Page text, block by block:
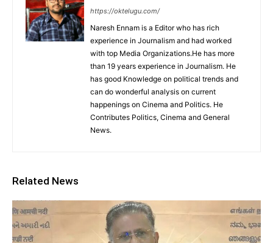
https://oktelugu.com/
Naresh Ennam is a Editor who has rich
experience in Journalism and had worked
with top Media Organizations.He has more
than 19 years experience in Journalism. He
has good Knowledge on political trends and
can do wonderful analysis on current
happenings on Cinema and Politics. He
Contributes Politics, Cinema and General
News.
Related News